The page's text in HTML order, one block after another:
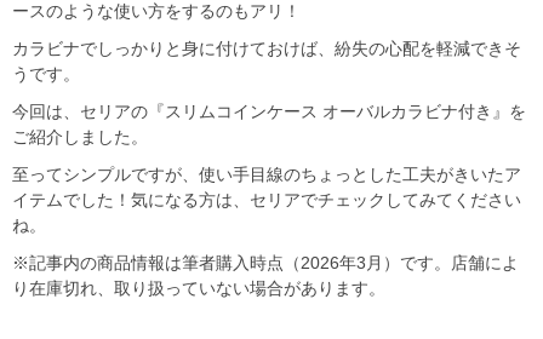
ースのような使い方をするのもアリ！
カラビナでしっかりと身に付けておけば、紛失の心配を軽減できそ
うです。
今回は、セリアの『スリムコインケース オーバルカラビナ付き』を
ご紹介しました。
至ってシンプルですが、使い手目線のちょっとした工夫がきいたア
イテムでした！気になる方は、セリアでチェックしてみてください
ね。
※記事内の商品情報は筆者購入時点（2026年3月）です。店舗によ
り在庫切れ、取り扱っていない場合があります。